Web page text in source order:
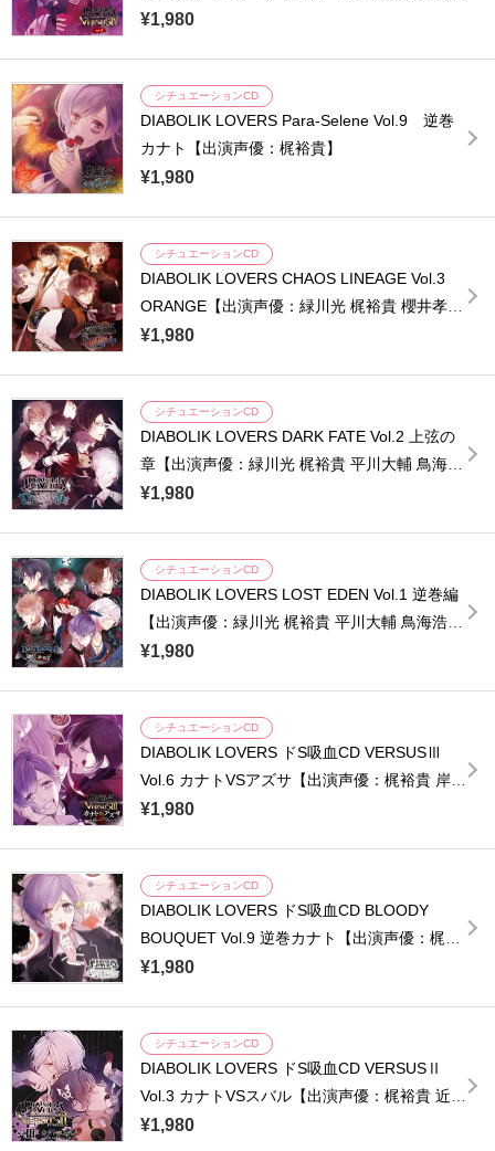
平】
¥1,980
シチュエーションCD
DIABOLIK LOVERS Para-Selene Vol.9 逆巻
カナト【出演声優：梶裕貴】
¥1,980
シチュエーションCD
DIABOLIK LOVERS CHAOS LINEAGE Vol.3
ORANGE【出演声優：緑川光 梶裕貴 櫻井孝宏
森久保祥太郎】
¥1,980
シチュエーションCD
DIABOLIK LOVERS DARK FATE Vol.2 上弦の
章【出演声優：緑川光 梶裕貴 平川大輔 鳥海浩
輔 小西克幸 近藤隆】
¥1,980
シチュエーションCD
DIABOLIK LOVERS LOST EDEN Vol.1 逆巻編
【出演声優：緑川光 梶裕貴 平川大輔 鳥海浩輔
小西克幸 近藤隆】
¥1,980
シチュエーションCD
DIABOLIK LOVERS ドS吸血CD VERSUSⅢ
Vol.6 カナトVSアズサ【出演声優：梶裕貴 岸尾
だいすけ】
¥1,980
シチュエーションCD
DIABOLIK LOVERS ドS吸血CD BLOODY
BOUQUET Vol.9 逆巻カナト【出演声優：梶裕
貴】
¥1,980
シチュエーションCD
DIABOLIK LOVERS ドS吸血CD VERSUSⅡ
Vol.3 カナトVSスバル【出演声優：梶裕貴 近藤
隆】
¥1,980